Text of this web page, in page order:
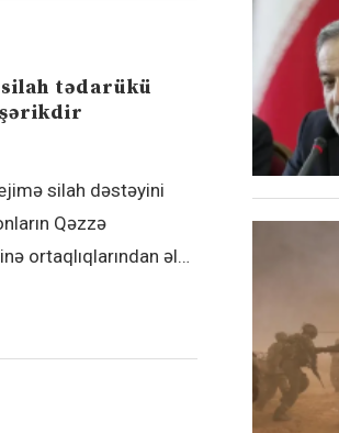
tədarükü
silah dəstəyini
Qəzzə
ortaqlıqlarından əl…